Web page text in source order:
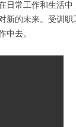
日常工作和生活
的未来。受训
中去。